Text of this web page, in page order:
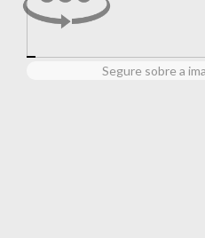
Segure sobre a